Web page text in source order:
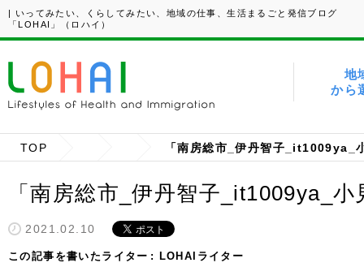
| いってみたい、くらしてみたい、地域の仕事、生活まるごと発信ブログ
「LOHAI」（ロハイ）
地
から
TOP 「南房総市_伊丹智子_it1009ya_
「南房総市_伊丹智子_it1009ya_
2021.02.10
この記事を書いたライター LOHAIライター